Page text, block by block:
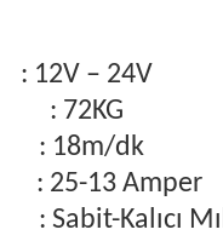
: 12V – 24V
: 72KG
: 18m/dk
: 25-13 Amper
: Sabit-Kalıcı